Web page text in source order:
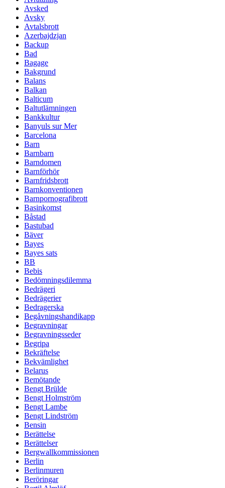
Avsked
Avsky
Avtalsbrott
Azerbajdzjan
Backup
Bad
Bagage
Bakgrund
Balans
Balkan
Balticum
Baltutlämningen
Bankkultur
Banyuls sur Mer
Barcelona
Barn
Barnbarn
Barndomen
Barnförhör
Barnfridsbrott
Barnkonventionen
Barnpornografibrott
Basinkomst
Båstad
Bastubad
Bäver
Bayes
Bayes sats
BB
Bebis
Bedömningsdilemma
Bedrägeri
Bedrägerier
Bedragerska
Begåvningshandikapp
Begravningar
Begravningsseder
Begripa
Bekräftelse
Bekvämlighet
Belarus
Bemötande
Bengt Brülde
Bengt Holmström
Bengt Lambe
Bengt Lindström
Bensin
Berättelse
Berättelser
Bergwallkommissionen
Berlin
Berlinmuren
Beröringar